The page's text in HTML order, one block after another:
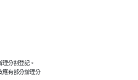
分割登記。
應有部分辦理分